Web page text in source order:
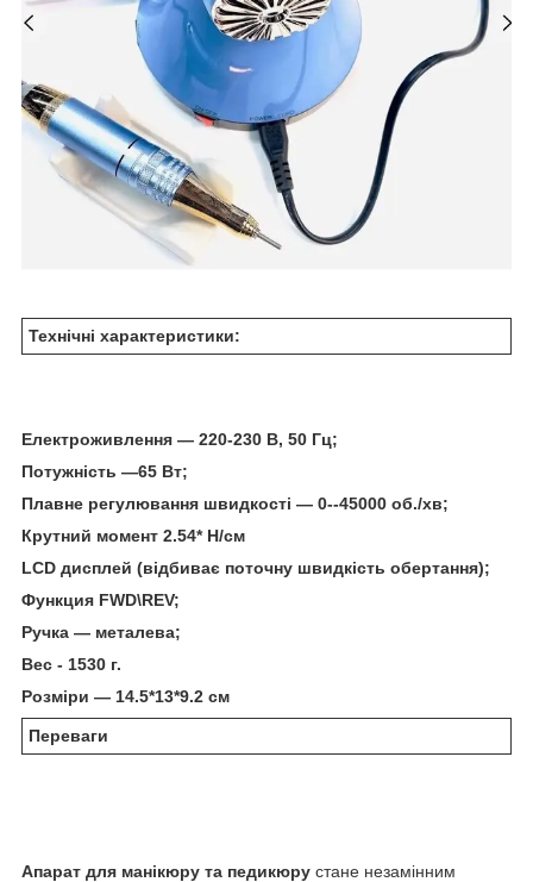
Технічні характеристики:
Електроживлення — 220-230 В, 50 Гц;
Потужність —65 Вт;
Плавне регулювання швидкості — 0--45000 об./хв;
Крутний момент 2.54* Н/см
LCD дисплей (відбиває поточну швидкість обертання);
Функция FWD\REV;
Ручка — металева;
Вес - 1530 г.
Розміри — 14.5*13*9.2 см
Переваги
Апарат для манікюру та педикюру стане незамінним